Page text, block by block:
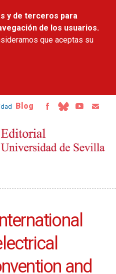
y de terceros para
de los usuarios.
que aceptas su
Blog
and